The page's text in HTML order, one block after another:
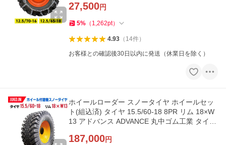
27,500円
5% （ 1,262pt）
4.93（ 14件）
お客様との確認後30日以内に発送（休業日を除く）
ホイールローダー スノータイヤ ホイールセッ
ト(組込済) タイヤ 15.5/60-18 8PR リム 18×W
13 アドバンス ADVANCE 丸中ゴム工業 タイヤ
187,000円